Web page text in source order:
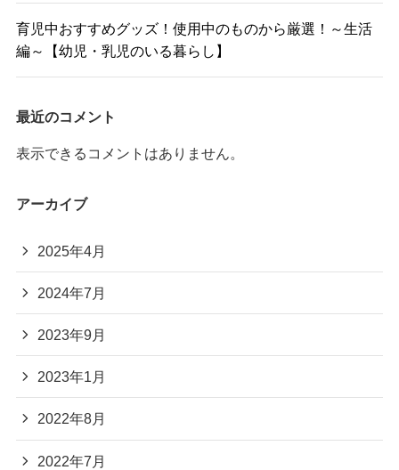
育児中おすすめグッズ！使用中のものから厳選！～生活
編～【幼児・乳児のいる暮らし】
最近のコメント
表示できるコメントはありません。
アーカイブ
2025年4月
2024年7月
2023年9月
2023年1月
2022年8月
2022年7月